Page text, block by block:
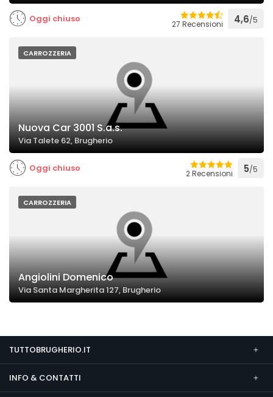
Oggi chiuso 27 Recensioni 4,6/5
CARROZZERIA
Nuova Car 3001 S.a.s.
Via Talete 62, Brugherio
Oggi chiuso 2 Recensioni 5/5
CARROZZERIA
Angiolini Domenico
Via Santa Margherita 127, Brugherio
TUTTOBRUGHERIO.IT
INFO & CONTATTI